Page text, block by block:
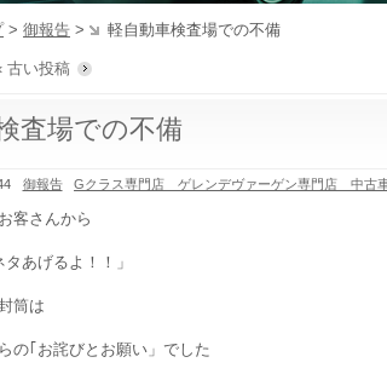
> 御報告 > 軽自動車検査場での不備
古い投稿
査場での不備
御報告 Gクラス専門店 ゲレンデヴァーゲン専門店 中古車
客さんから
あげるよ！！」
筒は
の｢お詫びとお願い」でした